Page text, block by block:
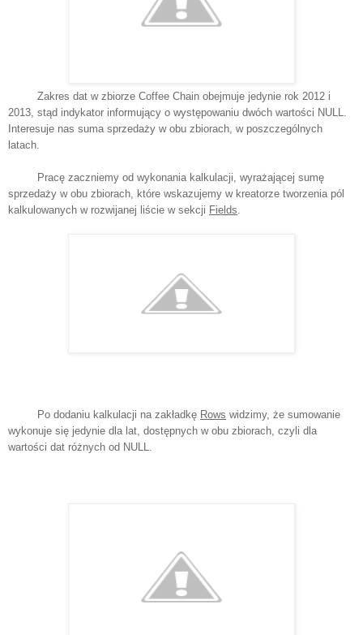
Zakres dat w zbiorze Coffee Chain obejmuje jedynie rok 2012 i
2013, stąd indykator informujący o występowaniu dwóch wartości NULL.
Interesuje nas suma sprzedaży w obu zbiorach, w poszczególnych
latach.
Pracę zaczniemy od wykonania kalkulacji, wyrażającej sumę
sprzedaży w obu zbiorach, które wskazujemy w kreatorze tworzenia pól
kalkulowanych w rozwijanej liście w sekcji Fields
Po dodaniu kalkulacji na zakładkę Rows widzimy, że sumowanie
wykonuje się jedynie dla lat, dostępnych w obu zbiorach, czyli dla
wartości dat różnych od NULL.